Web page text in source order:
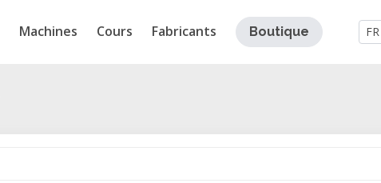
Machines Cours Fabricants Boutique FR